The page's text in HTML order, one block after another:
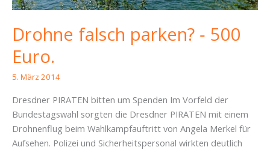
Drohne falsch parken? ‑ 500
Euro.
5. März 2014
Dresdner PIRATEN bitten um Spenden Im Vorfeld der
Bundestagswahl sorgten die Dresdner PIRATEN mit einem
Drohnenflug beim Wahlkampfauftritt von Angela Merkel für
Aufsehen. Polizei und Sicherheitspersonal wirkten deutlich